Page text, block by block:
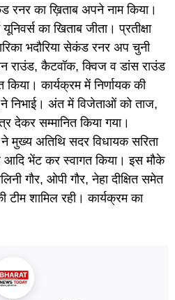
का ख़िताब अपने नाम किया।
का खिताब जीता। प्रतीक्षा
भदौरिया सेकंड रनर अप चुनी
राउंड, कैटवॉक, क्विज व डांस राउंड
किया। कार्यक्रम में निर्णायक की
निभाई। अंत में विजेताओं को ताज,
देकर सम्मानित किया गया।
मुख्य अतिथि सदर विधायक सरिता
आदि भेंट कर स्वागत किया। इस मौके
गौर, ओपी गौर, नेहा दीक्षित समेत
शामिल रही। कार्यक्रम का